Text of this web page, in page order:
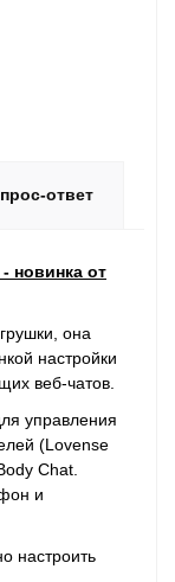
ответ
новинка от
она
настройки
веб-чатов.
управления
(Lovense
Chat.
и
настроить